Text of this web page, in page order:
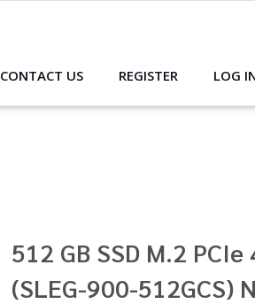
CONTACT US REGISTER LOG
512 GB SSD M.2
(SLEG-900-512GCS)